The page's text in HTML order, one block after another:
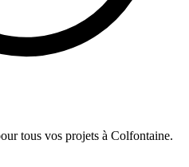
tous vos projets à Colfontaine.